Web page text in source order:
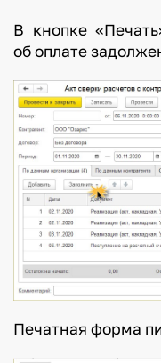
В кнопке
об оплате
Печатная форма